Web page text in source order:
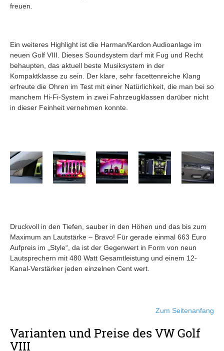
freuen.
Ein weiteres Highlight ist die Harman/Kardon Audioanlage im
neuen Golf VIII. Dieses Soundsystem darf mit Fug und Recht
behaupten, das aktuell beste Musiksystem in der
Kompaktklasse zu sein. Der klare, sehr facettenreiche Klang
erfreute die Ohren im Test mit einer Natürlichkeit, die man bei so
manchem Hi-Fi-System in zwei Fahrzeugklassen darüber nicht
in dieser Feinheit vernehmen konnte.
Druckvoll in den Tiefen, sauber in den Höhen und das bis zum
Maximum an Lautstärke – Bravo! Für gerade einmal 663 Euro
Aufpreis im „Style“, da ist der Gegenwert in Form von neun
Lautsprechern mit 480 Watt Gesamtleistung und einem 12-
Kanal-Verstärker jeden einzelnen Cent wert.
Zum Seitenanfang
Varianten und Preise des VW Golf
VIII